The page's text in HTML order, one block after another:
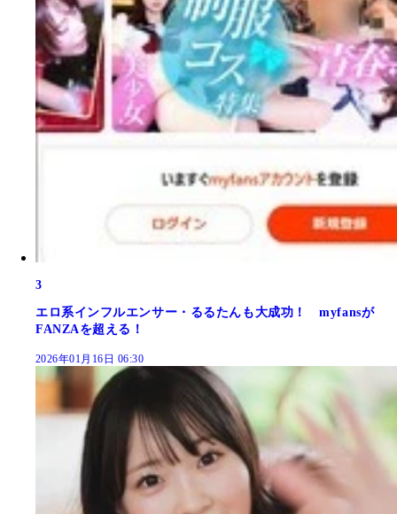
3
エロ系インフルエンサー・るるたんも大成功！ myfansが
FANZAを超える！
2026年01月16日 06:30